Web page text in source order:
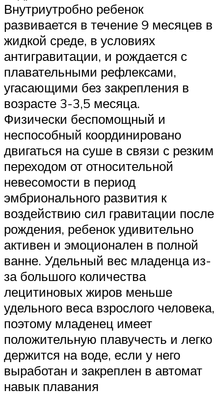
Внутриутробно ребенок
развивается в течение 9 месяцев в
жидкой среде, в условиях
антигравитации, и рождается с
плавательными рефлексами,
угасающими без закрепления в
возрасте 3-3,5 месяца.
Физически беспомощный и
неспособный координировано
двигаться на суше в связи с резким
переходом от относительной
невесомости в период
эмбрионального развития к
воздействию сил гравитации после
рождения, ребенок удивительно
активен и эмоционален в полной
ванне. Удельный вес младенца из-
за большого количества
лецитиновых жиров меньше
удельного веса взрослого человека,
поэтому младенец имеет
положительную плавучесть и легко
держится на воде, если у него
выработан и закреплен в автомат
навык плавания